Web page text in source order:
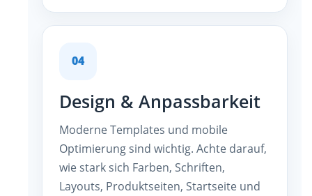
04
Design & Anpassbarkeit
Moderne Templates und mobile
Optimierung sind wichtig. Achte darauf,
wie stark sich Farben, Schriften,
Layouts, Produktseiten, Startseite und